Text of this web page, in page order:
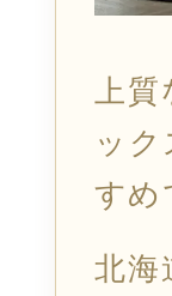
上質
ッ
すめ
北海